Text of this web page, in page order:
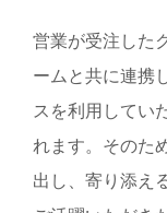
営業が受注した
ームと共に連携
スを利用してい
れます。そのた
出し、寄り添え